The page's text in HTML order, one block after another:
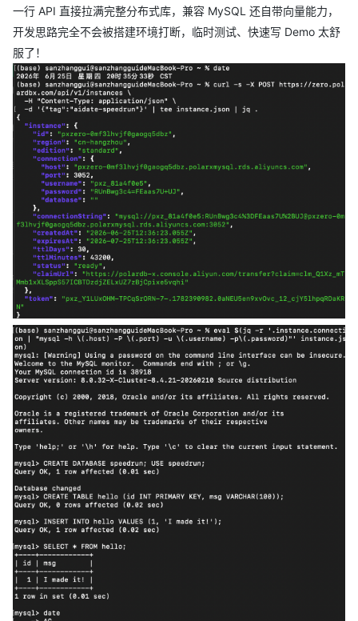
一行 API 直接拉满完整分布式库，兼容 MySQL 还自带向量能力，
开发思路完全不会被搭建环境打断，临时测试、快速写 Demo 太舒
服了！